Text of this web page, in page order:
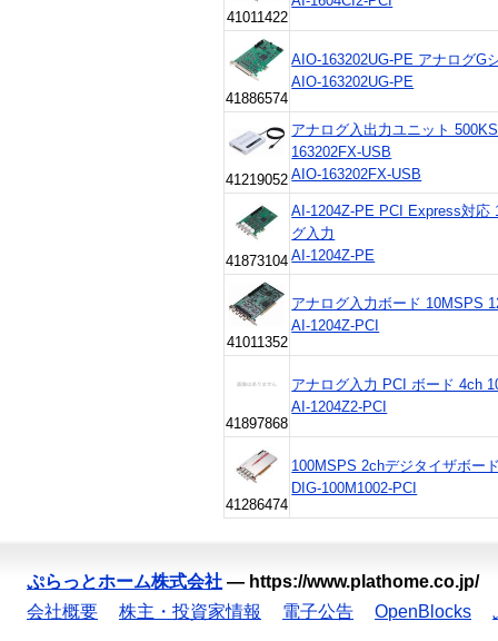
41011422
41886574
AIO-163202UG-PE アナログG
AIO-163202UG-PE
41219052
アナログ入出力ユニット
163202FX-USB
AIO-163202FX-USB
41873104
AI-1204Z-PE PCI Express対応
グ入力
AI-1204Z-PE
41011352
アナログ入力ボード 10MSPS
AI-1204Z-PCI
41897868
アナログ入力 PCI ボード 4ch
AI-1204Z2-PCI
41286474
100MSPS 2chデジタイザボー
DIG-100M1002-PCI
ぷらっとホーム株式会社 — https://www.plathome.co.jp/
会社概要
株主・投資家情報 電子公告 OpenBlocks